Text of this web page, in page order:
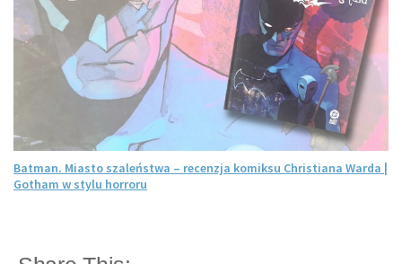
Batman. Miasto szaleństwa – recenzja komiksu Christiana Warda |
Gotham w stylu horroru